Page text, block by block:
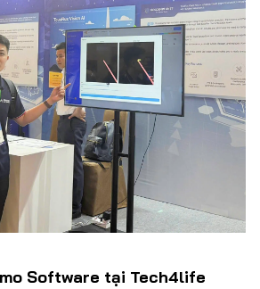
Software tại Tech4life